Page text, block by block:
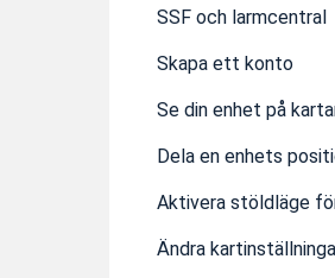
SSF och larmcentral
Skapa ett konto
Se din enhet på
Dela en enhets
Aktivera stöldläge
Ändra